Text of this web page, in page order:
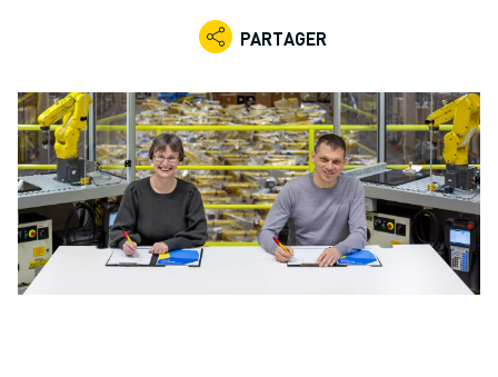
GAMME DE ROBOTS
CONTRÔLEURS DE ROBOTS
ACCESSOIRES POUR ROBOTS
LOGICIEL ROBOT
LOGICIEL DE SIMULATION
PRODUITS DE ROBOTIQUE ÉDUCATIVE
AUTOMATISATION DES ROBOTS
ROBOTS DE SOUDAGE À L'ARC
PARTAGER